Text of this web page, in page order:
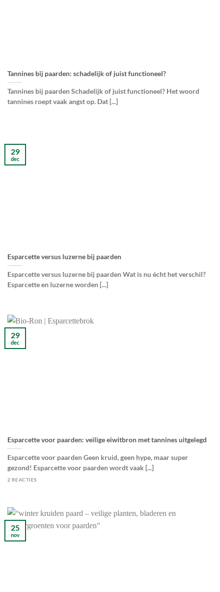
Tannines bij paarden: schadelijk of juist functioneel?
Tannines bij paarden Schadelijk of juist functioneel? Het woord
tannines roept vaak angst op. Dat [...]
Esparcette versus luzerne bij paarden
Esparcette versus luzerne bij paarden Wat is nu écht het verschil?
Esparcette en luzerne worden [...]
29
dec
Esparcette voor paarden: veilige eiwitbron met tannines uitgelegd
Esparcette voor paarden Geen kruid, geen hype, maar super
gezond! Esparcette voor paarden wordt vaak [...]
2 REACTIES
29
dec
25
nov